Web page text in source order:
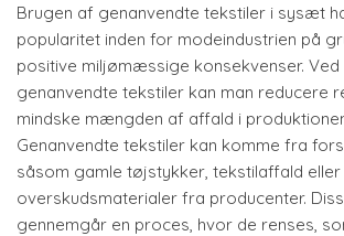
Brugen af genanvendte tekstiler i sysæt
popularitet inden for modeindustrien på
positive miljømæssige konsekvenser.
genanvendte tekstiler kan man reducere
mindske mængden af affald i
Genanvendte tekstiler kan komme fra
såsom gamle tøjstykker, tekstilaffald eller
overskudsmaterialer fra producenter.
gennemgår en proces, hvor de renses,